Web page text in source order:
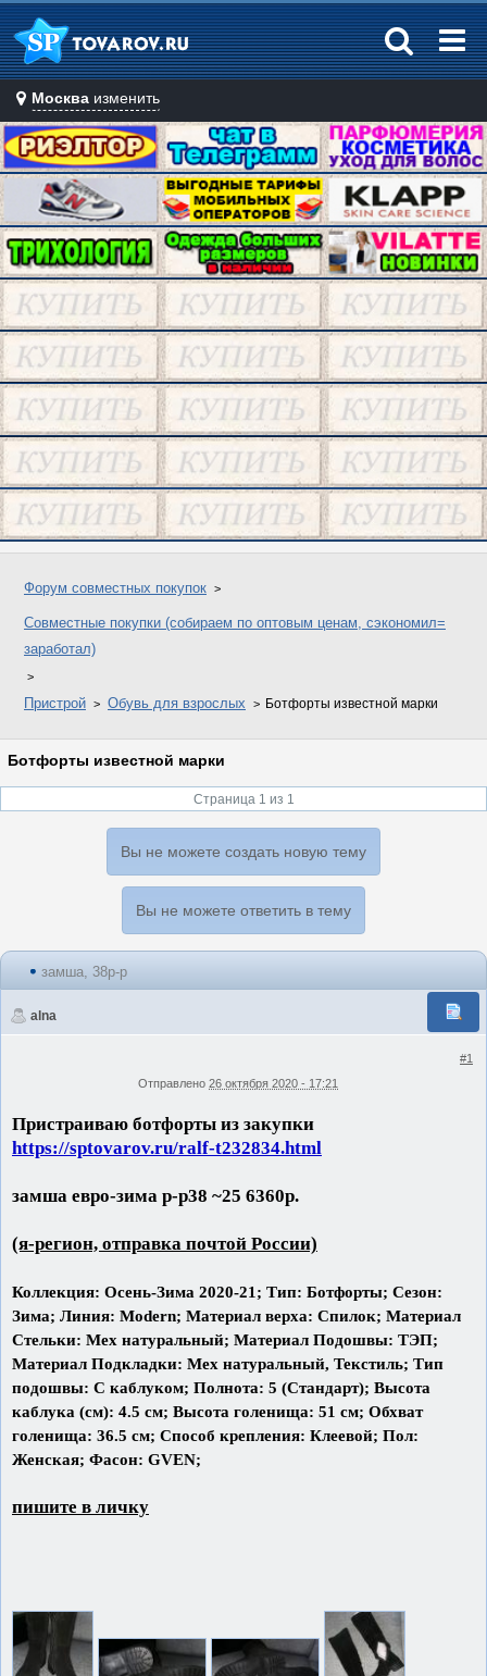
Москва изменить
Форум совместных покупок
Совместные покупки (собираем по оптовым ценам, сэкономил=
заработал)
Пристрой Обувь для взрослых Ботфорты известной марки
Ботфорты известной марки
Страница 1 из 1
Вы не можете создать новую тему
Вы не можете ответить в тему
замша, 38р-р
alna
#1
Отправлено 26 октября 2020 - 17:21
Пристраиваю ботфорты из закупки
https://sptovarov.ru/ralf-t232834.html
замша евро-зима р-р38 ~25 6360р.
(я-регион, отправка почтой России)
Коллекция: Осень-Зима 2020-21; Тип: Ботфорты; Сезон:
Зима; Линия: Modern; Материал верха: Спилок; Материал
Стельки: Мех натуральный; Материал Подошвы: ТЭП;
Материал Подкладки: Мех натуральный, Текстиль; Тип
подошвы: С каблуком; Полнота: 5 (Стандарт); Высота
каблука (см): 4.5 см; Высота голенища: 51 см; Обхват
голенища: 36.5 см; Способ крепления: Клеевой; Пол:
Женская; Фасон: GVEN;
пишите в личку